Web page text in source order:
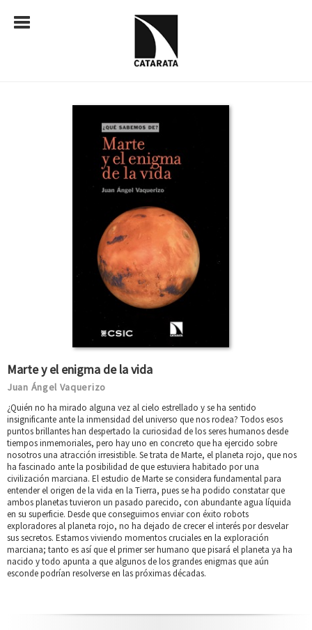
Marte y el enigma de la vida
Juan Ángel Vaquerizo
¿Quién no ha mirado alguna vez al cielo estrellado y se ha sentido
insignificante ante la inmensidad del universo que nos rodea? Todos esos
puntos brillantes han despertado la curiosidad de los seres humanos desde
tiempos inmemoriales, pero hay uno en concreto que ha ejercido sobre
nosotros una atracción irresistible. Se trata de Marte, el planeta rojo, que nos
ha fascinado ante la posibilidad de que estuviera habitado por una
civilización marciana. El estudio de Marte se considera fundamental para
entender el origen de la vida en la Tierra, pues se ha podido constatar que
ambos planetas tuvieron un pasado parecido, con abundante agua líquida
en su superficie. Desde que conseguimos enviar con éxito robots
exploradores al planeta rojo, no ha dejado de crecer el interés por desvelar
sus secretos. Estamos viviendo momentos cruciales en la exploración
marciana; tanto es así que el primer ser humano que pisará el planeta ya ha
nacido y todo apunta a que algunos de los grandes enigmas que aún
esconde podrían resolverse en las próximas décadas.